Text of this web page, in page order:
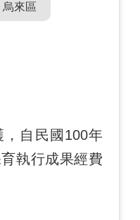
烏來區
，自民國100年
執行成果經費